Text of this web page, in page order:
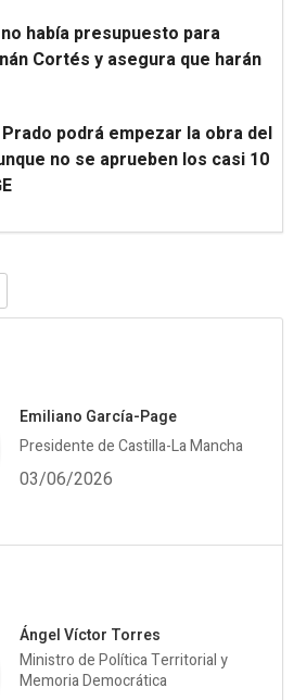
había presupuesto para
Cortés y asegura que harán
podrá empezar la obra del
no se aprueben los casi 10
Emiliano García-Page
Presidente de Castilla-La Mancha
03/06/2026
Ángel Víctor Torres
Ministro de Política Territorial y
Memoria Democrática